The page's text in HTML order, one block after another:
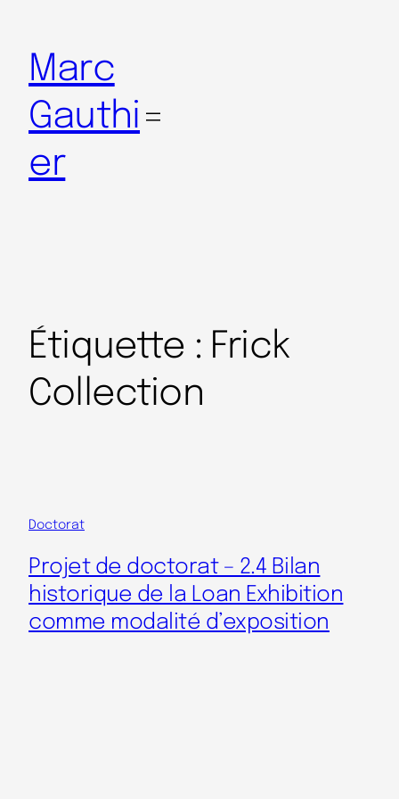
Marc
Gauthi
er
Étiquette : Frick
Collection
Doctorat
Projet de doctorat – 2.4 Bilan
historique de la Loan Exhibition
comme modalité d’exposition